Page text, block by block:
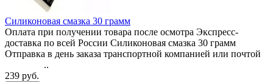
Силиконовая смазка 30 грамм
Оплата при получении товара после осмотра Экспресс-
доставка по всей России Силиконовая смазка 30 грамм
Отправка в день заказа транспортной компанией или почтой
..
239 руб.